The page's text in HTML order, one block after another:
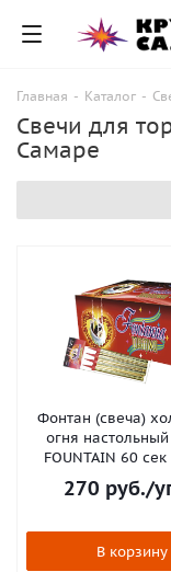
Главная - Каталог -
Свечи для
Самаре
Фонтан (свеча)
огня настольный
FOUNTAIN 60
упак) 15 см
270 руб./
В корзину